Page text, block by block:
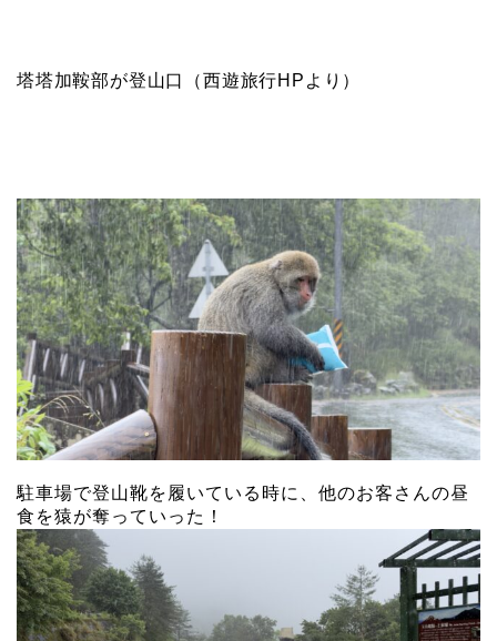
塔塔加鞍部が登山口（西遊旅行HPより）
駐車場で登山靴を履いている時に、他のお客さんの昼
食を猿が奪っていった！